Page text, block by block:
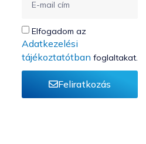
Elfogadom az
Adatkezelési
tájékoztatótban foglaltakat.
Feliratkozás